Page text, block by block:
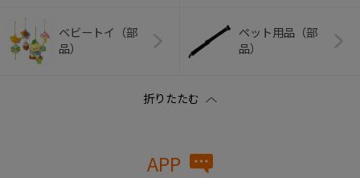
ベビートイ（部
品）
ペット用品（部
品）
APP